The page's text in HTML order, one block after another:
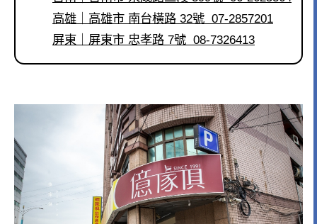
高雄｜高雄市 南台橫路 32號 07-2857201
屏東｜屏東市 忠孝路 7號 08-7326413